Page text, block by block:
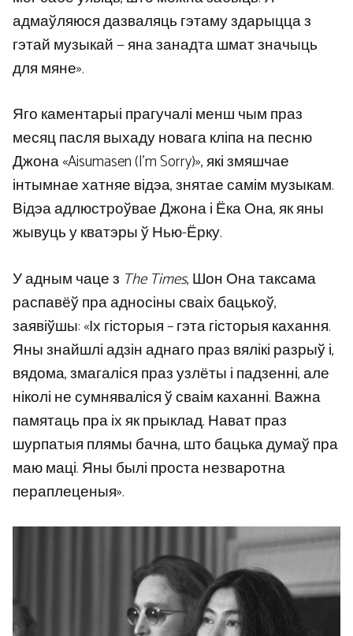
адмаўляюся дазваляць гэтаму здарыцца з
гэтай музыкай — яна занадта шмат значыць
для мяне».
Яго каментарыі прагучалі менш чым праз
месяц пасля выхаду новага кліпа на песню
Джона «Aisumasen (I’m Sorry)», які змяшчае
інтымнае хатняе відэа, знятае самім музыкам.
Відэа адлюстроўвае Джона і Ёка Она, як яны
жывуць у кватэры ў Нью-Ёрку.
У адным чаце з The Times, Шон Она таксама
распавёў пра адносіны сваіх бацькоў,
заявіўшы: «Іх гісторыя – гэта гісторыя кахання.
Яны знайшлі адзін аднаго праз вялікі разрыў і,
вядома, змагаліся праз узлёты і падзенні, але
ніколі не сумняваліся ў сваім каханні. Важна
памятаць пра іх як прыклад. Нават праз
шурпатыя плямы бачна, што бацька думаў пра
маю маці. Яны былі проста незваротна
пераплеценыя».